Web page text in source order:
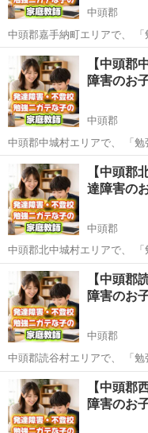
中頭郡
中頭郡嘉手納町エリアで、 「
ない」と感じているお子さま
お子さまを対象に、 家庭教
す。 「家庭教師のアー...
沖縄 中頭郡 その他
【中頭郡
障害のお
中頭郡
中頭郡中城村エリアで、 「勉
い」と感じているお子さまや
子さまを対象に、 家庭教師
「家庭教師のアーチ...
沖縄 中頭郡 その他
【中頭郡
達障害の
中頭郡
中頭郡北中城村エリアで、
ない」と感じているお子さま
お子さまを対象に、 家庭教
す。 「家庭教師のアー...
沖縄 中頭郡 その他
【中頭郡
障害のお
中頭郡
中頭郡読谷村エリアで、 「
い」と感じているお子さまや
子さまを対象に、 家庭教師
「家庭教師のアーチ...
沖縄 中頭郡 その他
【中頭郡
障害のお